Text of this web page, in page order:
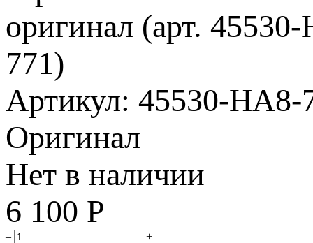
Артикул: 45530-HA8-
Оригинал
Нет в наличии
6 100 Р
– +